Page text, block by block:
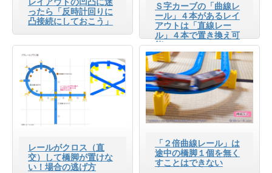
ったら「反時計回りに
凸接続にしておこう」
Ｓ字カーブの「曲線レ
ール」４本があるレイ
アウトは「直線レー
ル」４本で置き換え可
能
レールがクロス（直
交）して橋脚が置けな
い！場合の逃げ方
「２倍曲線レール」は
途中の橋脚１個を無く
すことはできない